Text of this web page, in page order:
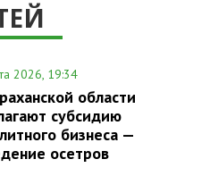
2026, 19:34
области
субсидию
бизнеса —
осетров